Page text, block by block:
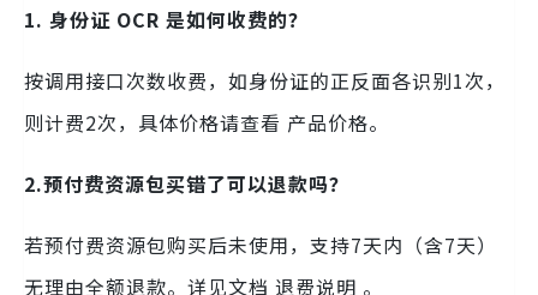
1. 身份证 OCR 是如何收费的？
按调用接口次数收费，如身份证的正反面各识别1次，
则计费2次，具体价格请查看 产品价格。
2.预付费资源包买错了可以退款吗？
若预付费资源包购买后未使用，支持7天内（含7天）
无理由全额退款。详见文档 退费说明 。